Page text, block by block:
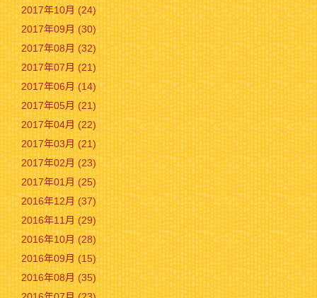
2017年10月 (24)
2017年09月 (30)
2017年08月 (32)
2017年07月 (21)
2017年06月 (14)
2017年05月 (21)
2017年04月 (22)
2017年03月 (21)
2017年02月 (23)
2017年01月 (25)
2016年12月 (37)
2016年11月 (29)
2016年10月 (28)
2016年09月 (15)
2016年08月 (35)